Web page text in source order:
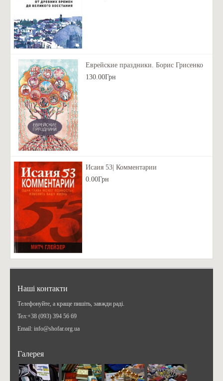
Еврейские праздники. Борис Грисенко
130.00Грн
Исаия 53| Комментарии
0.00Грн
Наші контакти
Телефонуйте, а краще пишіть, завжди раді.
Teл:+38 (093) 394 56 69
Email: info@shofar.org.ua
Галерея